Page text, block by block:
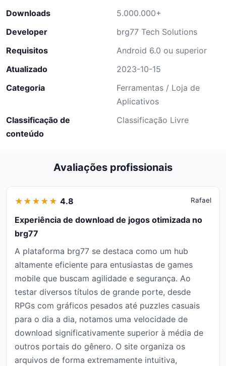
Downloads
5.000.000+
Developer
brg77 Tech Solutions
Requisitos
Android 6.0 ou superior
Atualizado
2023-10-15
Categoria
Ferramentas / Loja de
Aplicativos
Classificação de
conteúdo
Classificação Livre
Avaliações profissionais
★ ★ ★ ★ ★ 4.8 Rafael
Experiência de download de jogos otimizada no
brg77
A plataforma brg77 se destaca como um hub
altamente eficiente para entusiastas de games
mobile que buscam agilidade e segurança. Ao
testar diversos títulos de grande porte, desde
RPGs com gráficos pesados até puzzles casuais
para o dia a dia, notamos uma velocidade de
download significativamente superior à média de
outros portais do gênero. O site organiza os
arquivos de forma extremamente intuitiva,